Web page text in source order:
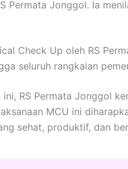
Permata Jonggol. Ia
Check Up oleh RS
seluruh rangkaian
RS Permata Jonggol
MCU ini
sehat, produktif, dan